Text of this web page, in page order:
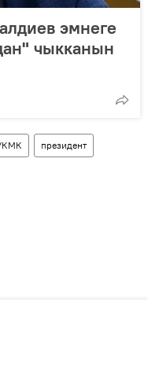
эмнеге
чыкканын
президент